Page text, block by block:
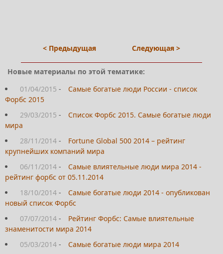
< Предыдущая Следующая >
Новые материалы по этой тематике:
01/04/2015 -
Самые богатые люди России - список
Форбс 2015
29/03/2015 -
Список Форбс 2015. Самые богатые люди
мира
28/11/2014 -
Fortune Global 500 2014 – рейтинг
крупнейших компаний мира
06/11/2014 -
Самые влиятельные люди мира 2014 -
рейтинг форбс от 05.11.2014
18/10/2014 -
Самые богатые люди 2014 - опубликован
новый список Форбс
07/07/2014 -
Рейтинг Форбс: Самые влиятельные
знаменитости мира 2014
05/03/2014 - Самые богатые люди мира 2014